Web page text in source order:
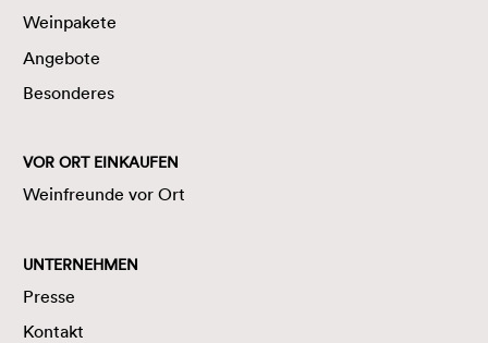
Weinpakete
Angebote
Besonderes
VOR ORT EINKAUFEN
Weinfreunde vor Ort
UNTERNEHMEN
Presse
Kontakt